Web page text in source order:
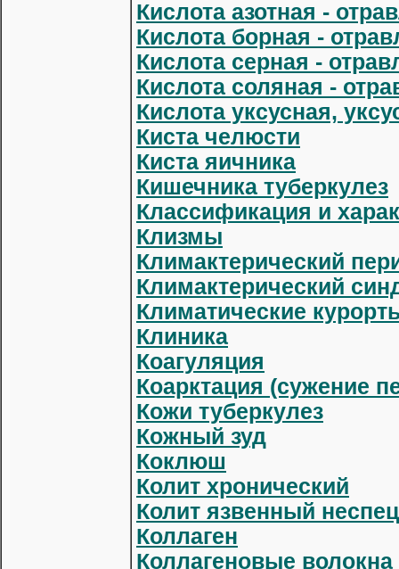
Кислота азотная -
Кислота борная -
Кислота серная -
Кислота соляная -
Кислота уксусная,
Киста челюсти
Киста яичника
Кишечника туберкулез
Классификация и
Клизмы
Климактерический
Климактерический
Климатические
Клиника
Коагуляция
Коарктация (сужение
Кожи туберкулез
Кожный зуд
Коклюш
Колит хронический
Колит язвенный
Коллаген
Коллагеновые волокна